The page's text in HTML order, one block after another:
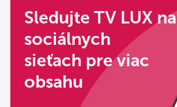
Sledujte TV LUX na
sociálnych
sieťach pre viac
obsahu